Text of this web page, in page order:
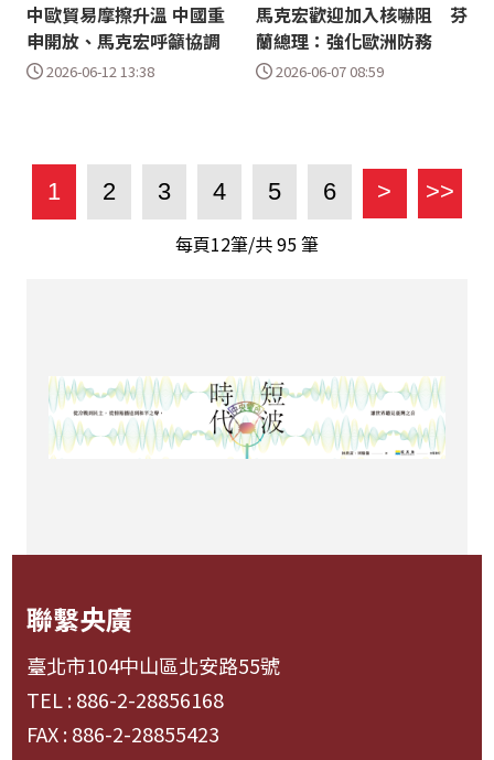
中歐貿易摩擦升溫 中國重
申開放、馬克宏呼籲協調
2026-06-12 13:38
馬克宏歡迎加入核嚇阻 芬
蘭總理：強化歐洲防務
2026-06-07 08:59
1 2 3 4 5 6 > >>
每頁12筆/共95筆
聯繫央廣
臺北市104中山區北安路55號
TEL : 886-2-28856168
FAX : 886-2-28855423